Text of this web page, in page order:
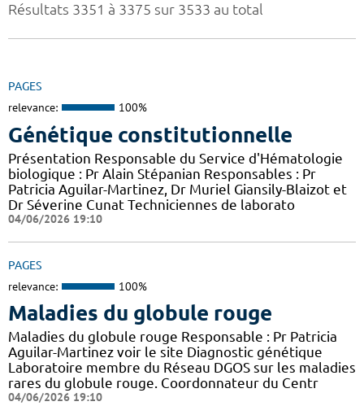
Résultats 3351 à 3375 sur 3533 au total
PAGES
relevance: 100%
Génétique constitutionnelle
Présentation Responsable du Service d'Hématologie
biologique : Pr Alain Stépanian Responsables : Pr
Patricia Aguilar-Martinez, Dr Muriel Giansily-Blaizot et
Dr Séverine Cunat Techniciennes de laborato
04/06/2026 19:10
PAGES
relevance: 100%
Maladies du globule rouge
Maladies du globule rouge Responsable : Pr Patricia
Aguilar-Martinez voir le site Diagnostic génétique
Laboratoire membre du Réseau DGOS sur les maladies
rares du globule rouge. Coordonnateur du Centr
04/06/2026 19:10